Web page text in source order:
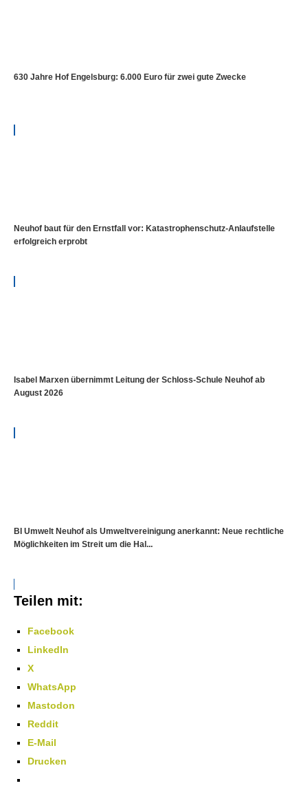
630 Jahre Hof Engelsburg: 6.000 Euro für zwei gute Zwecke
Neuhof baut für den Ernstfall vor: Katastrophenschutz-Anlaufstelle
erfolgreich erprobt
Isabel Marxen übernimmt Leitung der Schloss-Schule Neuhof ab
August 2026
BI Umwelt Neuhof als Umweltvereinigung anerkannt: Neue rechtliche
Möglichkeiten im Streit um die Hal...
Teilen mit:
Facebook
LinkedIn
X
WhatsApp
Mastodon
Reddit
E-Mail
Drucken